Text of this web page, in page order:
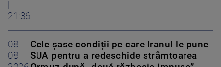
21:36
08-
08-
Cele șase condiții pe care Iranul le pune
SUA pentru a redeschide strâmtoarea